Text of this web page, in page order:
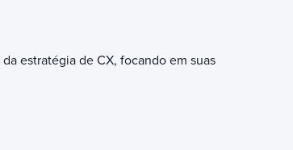
estratégia de CX, focando em suas